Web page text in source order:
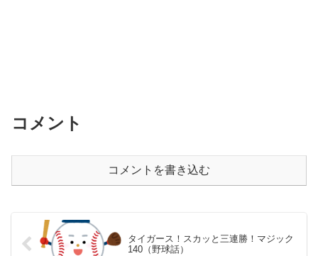
コメント
コメントを書き込む
タイガース！スカッと三連勝！マジック
140（野球話）